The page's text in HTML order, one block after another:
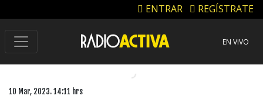
ENTRAR REGÍSTRATE
EN VIVO
10 Mar, 2023. 14:11 hrs